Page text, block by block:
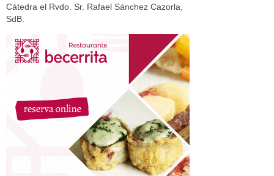
Cátedra el Rvdo. Sr. Rafael Sánchez Cazorla,
SdB.